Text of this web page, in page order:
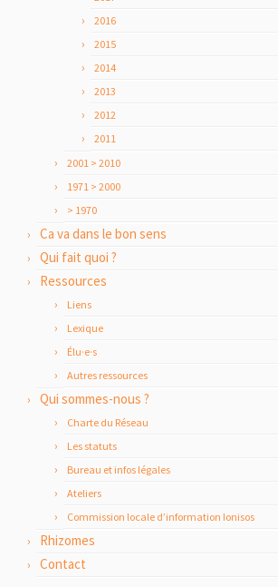
2016
2015
2014
2013
2012
2011
2001 > 2010
1971 > 2000
> 1970
Ca va dans le bon sens
Qui fait quoi ?
Ressources
Liens
Lexique
Élu·e·s
Autres ressources
Qui sommes-nous ?
Charte du Réseau
Les statuts
Bureau et infos légales
Ateliers
Commission locale d’information Ionisos
Rhizomes
Contact